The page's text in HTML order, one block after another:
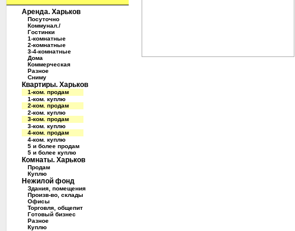
Аренда. Харьков
Посуточно
Коммунал./
Гостинки
1-комнатные
2-комнатные
3-4-комнатные
Дома
Коммерческая
Разное
Сниму
Квартиры. Харьков
1-ком. продам
1-ком. куплю
2-ком. продам
2-ком. куплю
3-ком. продам
3-ком. куплю
4-ком. продам
4-ком. куплю
5 и более продам
5 и более куплю
Комнаты. Харьков
Продам
Куплю
Нежилой фонд
Здания, помещения
Произв-во, склады
Офисы
Торговля, общепит
Готовый бизнес
Разное
Куплю